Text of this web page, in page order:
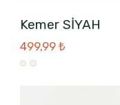
Kemer SİYAH
499,99 ₺